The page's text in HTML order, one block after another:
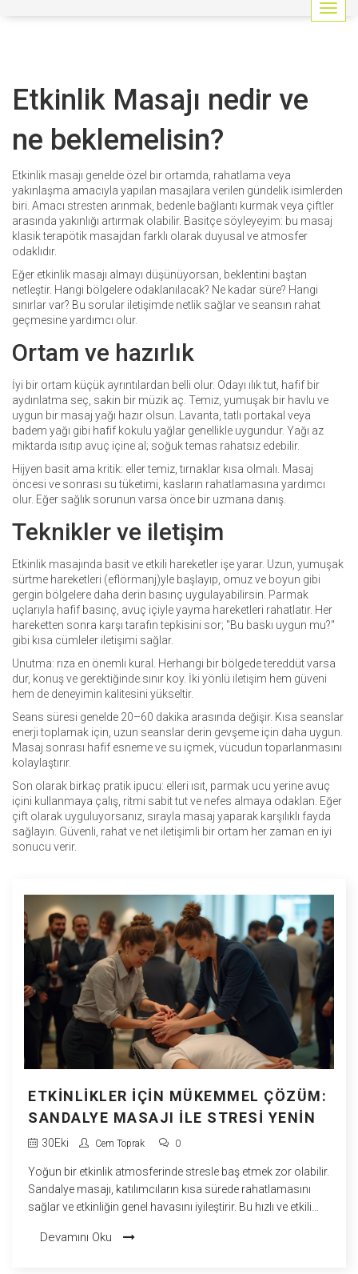
G
e
/
k
a
Etkinlik Masajı nedir ve
ne beklemelisin?
Etkinlik masajı genelde özel bir ortamda, rahatlama veya
yakınlaşma amacıyla yapılan masajlara verilen gündelik isimlerden
biri. Amacı stresten arınmak, bedenle bağlantı kurmak veya çiftler
arasında yakınlığı artırmak olabilir. Basitçe söyleyeyim: bu masaj
klasik terapötik masajdan farklı olarak duyusal ve atmosfer
odaklıdır.
Eğer etkinlik masajı almayı düşünüyorsan, beklentini baştan
netleştir. Hangi bölgelere odaklanılacak? Ne kadar süre? Hangi
sınırlar var? Bu sorular iletişimde netlik sağlar ve seansın rahat
geçmesine yardımcı olur.
Ortam ve hazırlık
İyi bir ortam küçük ayrıntılardan belli olur. Odayı ılık tut, hafif bir
aydınlatma seç, sakin bir müzik aç. Temiz, yumuşak bir havlu ve
uygun bir masaj yağı hazır olsun. Lavanta, tatlı portakal veya
badem yağı gibi hafif kokulu yağlar genellikle uygundur. Yağı az
miktarda ısıtıp avuç içine al; soğuk temas rahatsız edebilir.
Hijyen basit ama kritik: eller temiz, tırnaklar kısa olmalı. Masaj
öncesi ve sonrası su tüketimi, kasların rahatlamasına yardımcı
olur. Eğer sağlık sorunun varsa önce bir uzmana danış.
Teknikler ve iletişim
Etkinlik masajında basit ve etkili hareketler işe yarar. Uzun, yumuşak
sürtme hareketleri (eflörmanj)yle başlayıp, omuz ve boyun gibi
gergin bölgelere daha derin basınç uygulayabilirsin. Parmak
uçlarıyla hafif basınç, avuç içiyle yayma hareketleri rahatlatır. Her
hareketten sonra karşı tarafın tepkisini sor; "Bu baskı uygun mu?"
gibi kısa cümleler iletişimi sağlar.
Unutma: rıza en önemli kural. Herhangi bir bölgede tereddüt varsa
dur, konuş ve gerektiğinde sınır koy. İki yönlü iletişim hem güveni
hem de deneyimin kalitesini yükseltir.
Seans süresi genelde 20–60 dakika arasında değişir. Kısa seanslar
enerji toplamak için, uzun seanslar derin gevşeme için daha uygun.
Masaj sonrası hafif esneme ve su içmek, vücudun toparlanmasını
kolaylaştırır.
Son olarak birkaç pratik ipucu: elleri ısıt, parmak ucu yerine avuç
içini kullanmaya çalış, ritmi sabit tut ve nefes almaya odaklan. Eğer
çift olarak uyguluyorsanız, sırayla masaj yaparak karşılıklı fayda
sağlayın. Güvenli, rahat ve net iletişimli bir ortam her zaman en iyi
sonucu verir.
ETKINLIKLER İÇIN MÜKEMMEL ÇÖZÜM:
SANDALYE MASAJI İLE STRESI YENIN
30Eki Cem Toprak 0
Yoğun bir etkinlik atmosferinde stresle baş etmek zor olabilir.
Sandalye masajı, katılımcıların kısa sürede rahatlamasını
sağlar ve etkinliğin genel havasını iyileştirir. Bu hızlı ve etkili
mükemmel bir mola fırsatı sunar. Sandalye masajının nasıl
Devamını Oku